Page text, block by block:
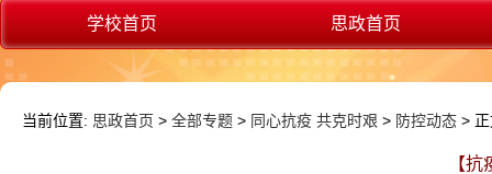
学校首页 思政首页
当前位置: 思政首页 > 全部专题 > 同心抗疫 共克时艰 > 防控动态 >
【